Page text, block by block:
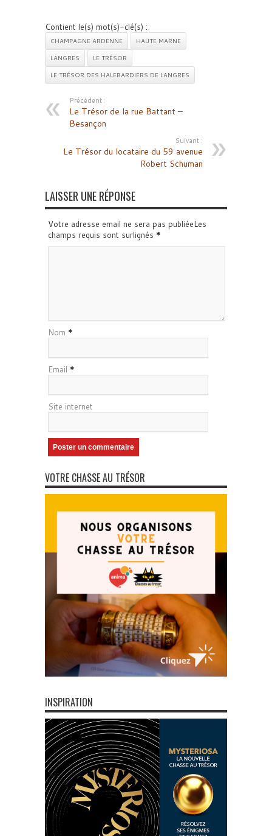
Contient le(s) mot(s)-clé(s) :
CHAMPAGNE ARDENNE
HAUTE MARNE
LANGRES
LE TRÉSOR
LE TRÉSOR DES HALEBARDIERS DE LANGRES
Précédent :
Le Trésor de la rue Battant –
Besançon
Suivant :
Le Trésor du locataire du 59 avenue
Robert Schuman
LAISSER UNE RÉPONSE
Votre adresse email ne sera pas publiéeLes
champs requis sont surlignés *
Nom *
Email *
Site internet
VOTRE CHASSE AU TRÉSOR
INSPIRATION